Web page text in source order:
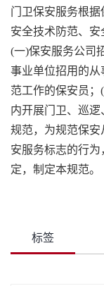
门卫保安服务根
安全技术防范、安
(一)保安服务公司
事业单位招用的
范工作的保安员
内开展门卫、巡
规范，为规范保
安服务标志的行
定，制定本规范。
标签